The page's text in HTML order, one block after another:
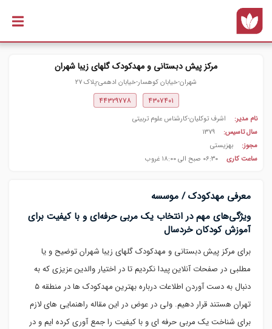
مرکز پیش دبستانی و مهدکودک گلهای زیبا شهران
شهران-خیابان کوهسار-خیابان ادهمی-پلاک ۲۷
۴۳۰۷۴۰۱ ۴۴۳۲۹۷۷۸
نام مدیر:
اشرف توکلیان-کارشناس علوم تربیتی
سال تاسیس:
۱۳۷۹
مجوز:
بهزیستی
ساعت کاری
۰۶:۳۰ صبح الی ۱۸:۰۰ غروب
معرفی مهدکودک / موسسه
ویژگی‌های مهم در انتخاب یک مربی حرفه‌ای و با کیفیت برای
آموزش کودکان خردسال
برای مرکز پیش دبستانی و مهدکودک گلهای زیبا شهران توضیح و یا
مطلبی در صفحات آنلاین پیدا نکردیم تا در اختیار والدین عزیزی که به
دنبال به دست آوردن اطلاعات درباره بهترین مهدکودک ها در منطقه ۵
تهران هستند قرار دهیم. ولی در عوض در این مقاله راهنمایی های لازم
برای شناخت یک مربی حرفه ای و با کیفیت را جمع آوری کرده ایم و در